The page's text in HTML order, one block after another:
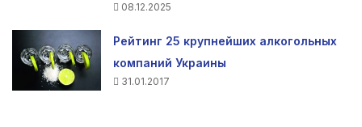
08.12.2025
Рейтинг 25 крупнейших алкогольных
компаний Украины
31.01.2017